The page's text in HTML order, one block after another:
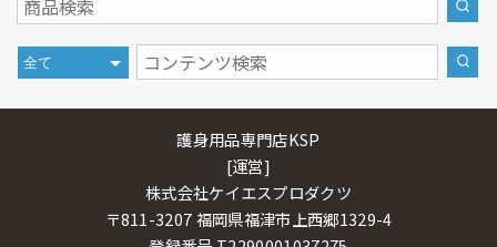
護身用品専門店KSP
[運営]
株式会社ケイエスプロダクツ
〒811-3207 福岡県福津市上西郷1329-4